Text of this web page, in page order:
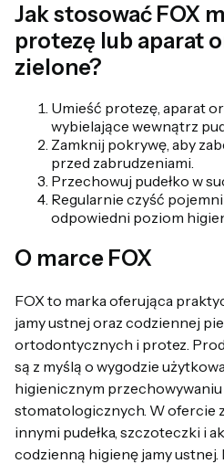
Jak stosować FOX
protezę lub aparat
zielone?
Umieść protezę, aparat
wybielające wewnątrz
Zamknij pokrywę, aby
przed zabrudzeniami.
Przechowuj pudełko w
Regularnie czyść
odpowiedni poziom
O marce FOX
FOX to marka oferująca
jamy ustnej oraz codziennej
ortodontycznych i protez.
są z myślą o wygodzie
higienicznym
stomatologicznych. W ofercie
innymi pudełka, szczoteczki i
codzienną higienę jamy ustnej.